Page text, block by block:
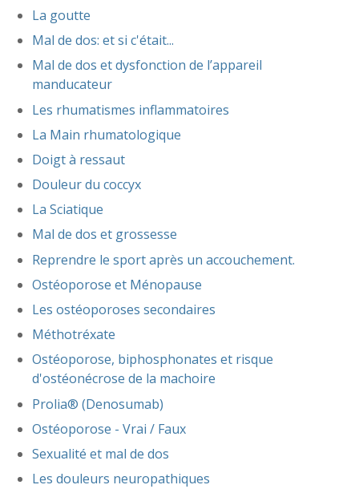
La goutte
Mal de dos: et si c'était...
Mal de dos et dysfonction de l’appareil
manducateur
Les rhumatismes inflammatoires
La Main rhumatologique
Doigt à ressaut
Douleur du coccyx
La Sciatique
Mal de dos et grossesse
Reprendre le sport après un accouchement.
Ostéoporose et Ménopause
Les ostéoporoses secondaires
Méthotréxate
Ostéoporose, biphosphonates et risque
d'ostéonécrose de la machoire
Prolia® (Denosumab)
Ostéoporose - Vrai / Faux
Sexualité et mal de dos
Les douleurs neuropathiques